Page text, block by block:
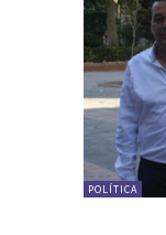
POLÍTICA